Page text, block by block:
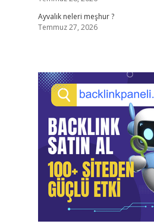
Ayvalık neleri meşhur ?
Temmuz 27, 2026